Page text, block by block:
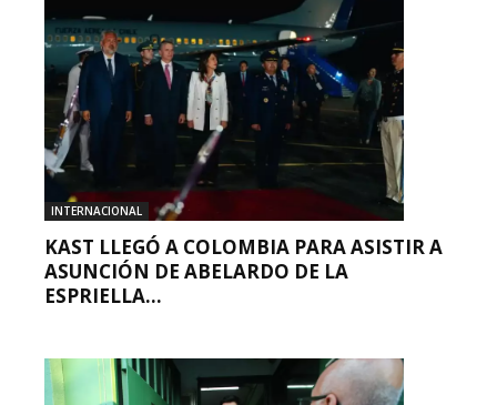
INTERNACIONAL
KAST LLEGÓ A COLOMBIA PARA ASISTIR A
ASUNCIÓN DE ABELARDO DE LA
ESPRIELLA...